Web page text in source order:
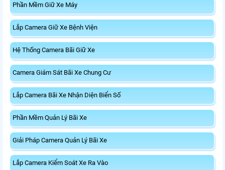
Phần Mềm Giữ Xe Máy
Lắp Camera Giữ Xe Bệnh Viện
Hệ Thống Camera Bãi Giữ Xe
Camera Giám Sát Bãi Xe Chung Cư
Lắp Camera Bãi Xe Nhận Diện Biển Số
Phần Mềm Quản Lý Bãi Xe
Giải Pháp Camera Quản Lý Bãi Xe
Lắp Camera Kiểm Soát Xe Ra Vào